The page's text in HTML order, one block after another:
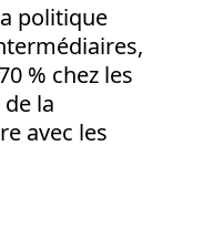
politique
% chez les
la
avec les